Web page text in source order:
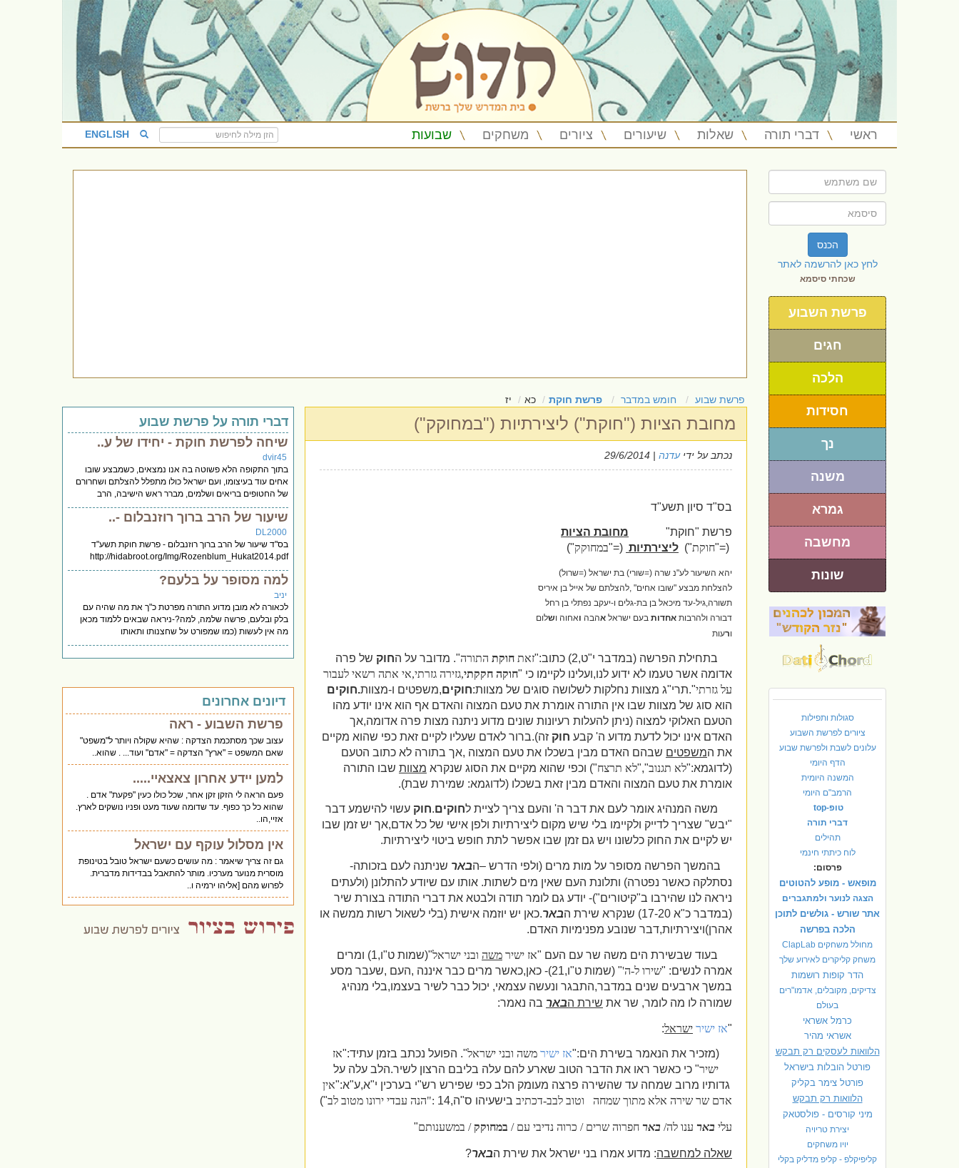
ראשי דברי תורה שאלות שיעורים ציורים משחקים שבועות ENGLISH
הכנס
לחץ כאן להרשמה לאתר
שכחתי סיסמא
פרשת השבוע
חגים
הלכה
חסידות
נך
משנה
גמרא
מחשבה
שונות
סגולות ותפילות
ציורים לפרשת השבוע
עלונים לשבת ולפרשת שבוע
הדף היומי
המשנה היומית
הרמב"ם היומי
טופ-top
דברי תורה
תהילים
לוח כיתתי חינמי
פרסום:
מופאש - מופע להטוטים
הצגה לנוער ולמתגברים
אתר שורש - גולשים לתוכן
הלכה בפרשה
מחולל משחקים ClapLab
משחק קליקרים לאירוע שלך
הדר קופות רושמות
צדיקים, מקובלים, אדמו"רים
בעולם
כרמל אשראי
אשראי מהיר
הלוואות לעסקים רק תבקש
פורטל הובלות בישראל
פורטל צימר בקליק
הלוואות רק תבקש
מיני קורסים - פולסטאק
יצירת טריויה
יויו משחקים
קליפיקלפ - קליפ מדליק בקלי
פרשת שבוע חומש במדבר פרשת חוקת כא יז
מחובת הציות ("חוקת") ליצירתיות ("במחוקק")
נכתב על ידיעדנה | 29/6/2014
בס"ד סיון תשע"ד
פרשת "חוקת"
מחובת הציות
(="חוקת") ליצירתיות (="במחוקק")
יהא השיעור לע"נ שרה (=שורי) בת ישראל (=שרול)
להצלחת מבצע "שובו אחים" ,להצלתם של אייל בן איריס
תשורה,גיל-עד מיכאל בן בת-גלים ו-יעקב נפתלי בן רחל
דבורה ולהרבות אחדות בעם ישראל אהבה ואחוה ושלום
ורעות
בתחילת הפרשה (במדבר י"ט,2) כתוב:" זאת חוקת התורה". מדובר על החוק של פרה
אדומה אשר טעמו לא ידוע לנו,ועלינו לקיימו כי "חוקה חקקתי,גזירה גזרתי,אי אתה רשאי לעבור
על גזרתי".תרי"ג מצוות נחלקות לשלושה סוגים של מצוות:חוקים,משפטים ו-מצוות.חוקים
הוא סוג של מצוות שבו אין התורה אומרת את טעם המצוה והאדם אף הוא אינו יודע מהו
הטעם האלוקי למצוה (ניתן להעלות רעיונות שונים מדוע ניתנה מצות פרה אדומה,אך
האדם אינו יכול לדעת מדוע ה' קבע חוק זה).ברור לאדם שעליו לקיים זאת כפי שהוא מקיים
את המשפטים שבהם האדם מבין בשכלו את טעם המצוה ,אך בתורה לא כתוב הטעם
(לדוגמא:"לא תגנוב","לא תרצח") וכפי שהוא מקיים את הסוג שנקרא מצוות שבו התורה
אומרת את טעם המצוה והאדם מבין זאת בשכלו (לדוגמא: שמירת שבת).
משה המנהיג אומר לעם את דבר ה' והעם צריך לציית לחוקים.חוק עשוי להישמע דבר
"יבש" שצריך לדייק ולקיימו בלי שיש מקום ליצירתיות ולפן אישי של כל אדם,אך יש זמן שבו
יש לקיים את החוק כלשונו ויש גם זמן שבו אפשר לתת חופש ביטוי ליצירתיות.
בהמשך הפרשה מסופר על מות מרים (ולפי הדרש –הבאר שניתנה לעם בזכותה-
נסתלקה כאשר נפטרה) ותלונת העם שאין מים לשתות. אותו עם שיודע להתלונן (ולעתים
ניראה לנו שהירבו ב"קיטורים")- יודע גם לומר תודה ולבטא את דברי התודה בצורת שיר
(במדבר כ"א 17-20) שנקרא שירת ה
באר.כאן יש יוזמה אישית (בלי לשאול רשות ממשה או
אהרן)ויצירתיות,דבר שנובע מפנימיות האדם.
בעוד שבשירת הים משה שר עם העם "אז ישיר משה ובני ישראל
"(שמות ט"ו,1) ומרים
אמרה לנשים: "שירו ל-ה'
" (שמות ט"ו,21)- כאן,כאשר מרים כבר איננה ,העם ,שעבר מסע
במשך ארבעים שנים במדבר,התבגר ונעשה עצמאי, יכול כבר לשיר בעצמו,בלי מנהיג
שמורה לו מה לומר, שר את שירת הבאר בה נאמר:
"אז ישיר ישראל:
(מזכיר את הנאמר בשירת הים:"אז ישיר משה ובני ישראל". הפועל נכתב בזמן עתיד:"אז
ישיר" כי כאשר ראו את הדבר הטוב שארע להם עלה בליבם הרצון לשיר.הלב עלה על
גדותיו מרוב שמחה עד שהשירה פרצה מעומק הלב כפי שפירש רש"י בערכין י"א,ע"א:"אין
אדם שר שירה אלא מתוך שמחה
וטוב לבב-דכתיב בישעיהו ס"ה,14 :"הנה עבדי ירונו מטוב לב")
עלי באר ענו לה/ באר חפרוה שרים / כרוה נדיבי עם / במחוקק / במשענותם"
שאלה למחשבה: מדוע אמרו בני ישראל את שירת הבאר?
דברי תורה על פרשת שבוע
שיחה לפרשת חוקת - יחידו של ע..
dvir45
בתוך התקופה הלא פשוטה בה אנו נמצאים, כשמבצע שובו
אחים עוד בעיצומו, ועם ישראל כולו מתפלל להצלתם ושחרורם
של החטופים בריאים ושלמים, מברר ראש הישיבה, הרב
שיעור של הרב ברוך רוזנבלום -..
DL2000
בס"ד שיעור של הרב ברוך רוזנבלום - פרשת חוקת תשע"ד
http://hidabroot.org/Img/Rozenblum_Hukat2014.pdf
למה מסופר על בלעם?
יניב
לכאורה לא מובן מדוע התורה מפרטת כ"ך את מה שהיה עם
בלק ובלעם, פרשה שלמה, למה?-ניראה שבאים ללמוד מכאן
מה אין לעשות (כמו שמפורט על שחצנותו ותאותו
דיונים אחרונים
פרשת השבוע - ראה
עצוב שכך מסתכמת הצדקה : שהיא שקולה ויותר ל"משפט"
שאם המשפט = "ארץ" הצדקה = "אדם" ועוד... . שהוא..
למען יידע אחרון צאצאיי.....
פעם הראה לי הזקן זקן אחר, שכל כולו כעין "פקעת" אדם .
שהוא כל כך כפוף. עד שדומה שעוד מעט ופניו נושקים לארץ.
אזיי,הו..
אין מסלול עוקף עם ישראל
גם זה צריך שיאמר : מה עושים כשעם ישראל טובל בטינופת
מוסרית מנוער מערכיו. מותר להתאבל בבדידות מדברית.
לפרוש מהם [אליהו ירמיה ו..